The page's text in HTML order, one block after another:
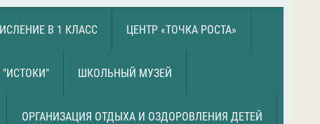
В 1 КЛАСС ЦЕНТР «ТОЧКА РОСТА»
ШКОЛЬНЫЙ МУЗЕЙ
ОРГАНИЗАЦИЯ ОТДЫХА И ОЗДОРОВЛЕНИЯ ДЕТЕЙ